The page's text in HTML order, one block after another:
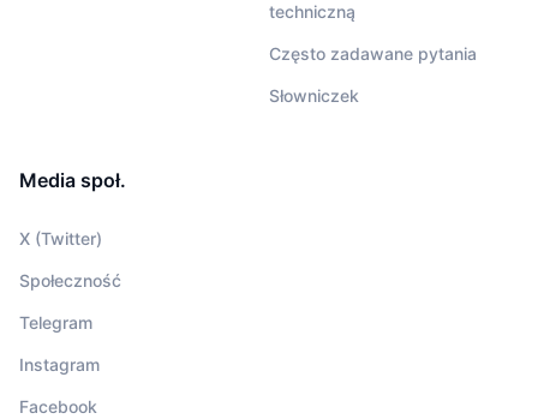
techniczną
Często zadawane pytania
Słowniczek
Media społ.
X (Twitter)
Społeczność
Telegram
Instagram
Facebook